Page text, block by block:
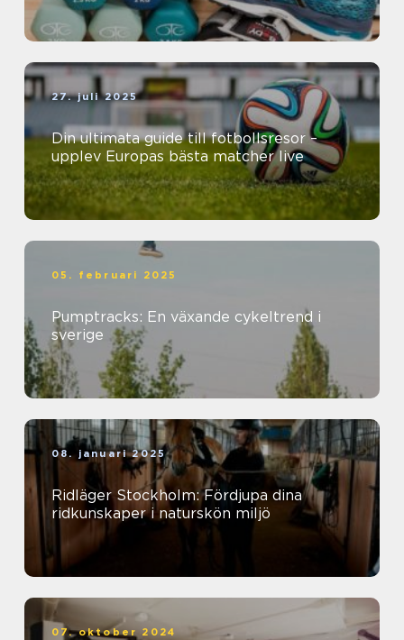
27. juli 2025
Din ultimata guide till fotbollsresor –
upplev Europas bästa matcher live
05. februari 2025
Pumptracks: En växande cykeltrend i
sverige
08. januari 2025
Ridläger Stockholm: Fördjupa dina
ridkunskaper i naturskön miljö
07. oktober 2024